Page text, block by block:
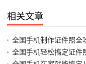
相关文章
全国手机制作证件照全
全国手机轻松搞定证件